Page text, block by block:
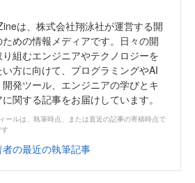
は、株式会社翔泳社が運営する開
めの情報メディアです。日々の開
組むエンジニアやテクノロジーを
方に向けて、プログラミングやAI
発ツール、エンジニアの学びとキ
に関する記事をお届けしています。
ールは、執筆時点、または直近の記事の寄稿時点で
者の最近の執筆記事